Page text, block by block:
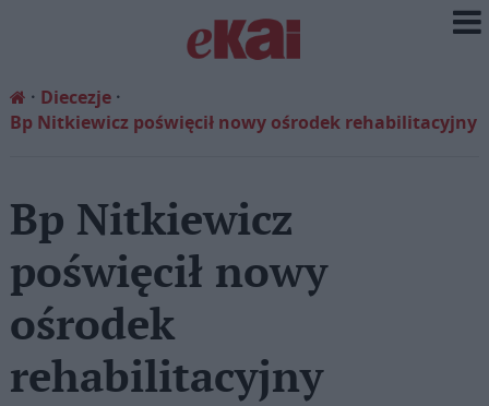
Diecezje
Bp Nitkiewicz poświęcił nowy ośrodek rehabilitacyjny
Bp Nitkiewicz
poświęcił nowy
ośrodek
rehabilitacyjny